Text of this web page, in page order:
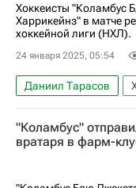
Хоккеисты "Коламбус
Харрикейнз" в матче
хоккейной лиги (НХЛ).
24 января 2025, 05:54
Даниил Тарасов
Национальная
Коламбус Блю
Дмитрий Воронков
"Коламбус"
вратаря в фарм-